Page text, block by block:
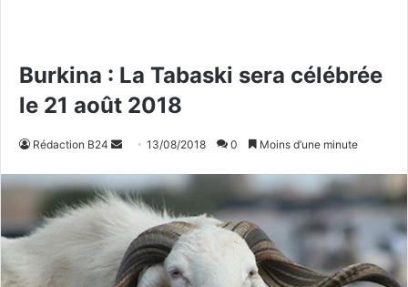
Burkina : La Tabaski sera célébrée
le 21 août 2018
Rédaction B24
v
o
e
r
13/08/2018 0 Moins d’une minute